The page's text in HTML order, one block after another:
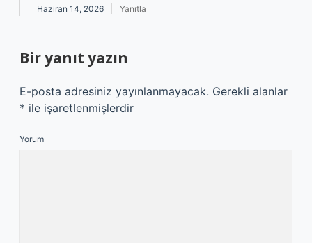
Haziran 14, 2026 Yanıtla
Bir yanıt yazın
E-posta adresiniz yayınlanmayacak. Gerekli alanlar
* ile işaretlenmişlerdir
Yorum